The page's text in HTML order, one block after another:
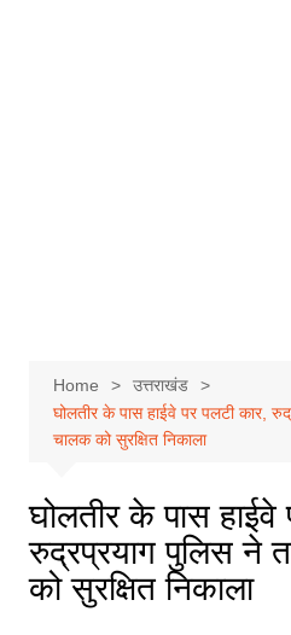
Home
उत्तराखंड
घोलतीर के पास हाईवे पर पलटी कार,
चालक को सुरक्षित निकाला
घोलतीर के पास हाईवे
रुद्रप्रयाग पुलिस ने
को सुरक्षित निकाला